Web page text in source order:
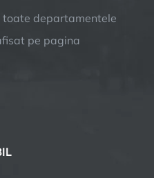
departamentele
pe pagina